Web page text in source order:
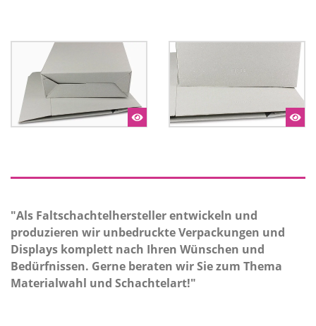
"Als Faltschachtelhersteller entwickeln und
produzieren wir unbedruckte Verpackungen und
Displays komplett nach Ihren Wünschen und
Bedürfnissen. Gerne beraten wir Sie zum Thema
Materialwahl und Schachtelart!"